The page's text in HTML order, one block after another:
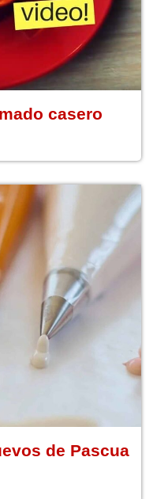
casero
de Pascua